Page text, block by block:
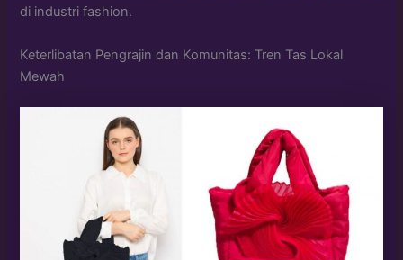
di industri fashion.
Keterlibatan Pengrajin dan Komunitas: Tren Tas Lokal
Mewah